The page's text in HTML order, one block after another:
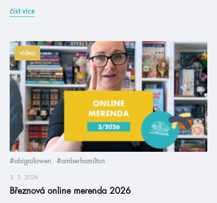
číst více
videa
#abigailowen #amberhamilton
3. 3. 2026
Březnová online merenda 2026